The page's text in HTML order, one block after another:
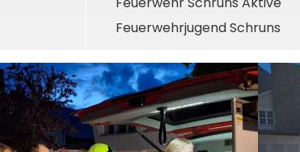
Feuerwehrjugend Schruns